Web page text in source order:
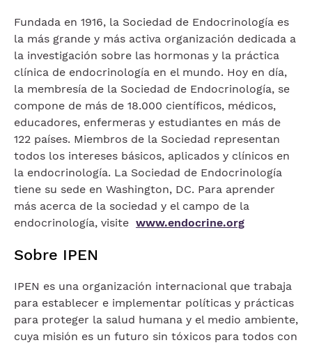
Fundada en 1916, la Sociedad de Endocrinología es
la más grande y más activa organización dedicada a
la investigación sobre las hormonas y la práctica
clínica de endocrinología en el mundo. Hoy en día,
la membresía de la Sociedad de Endocrinología, se
compone de más de 18.000 científicos, médicos,
educadores, enfermeras y estudiantes en más de
122 países. Miembros de la Sociedad representan
todos los intereses básicos, aplicados y clínicos en
la endocrinología. La Sociedad de Endocrinología
tiene su sede en Washington, DC. Para aprender
más acerca de la sociedad y el campo de la
endocrinología, visite www.endocrine.org
Sobre IPEN
IPEN es una organización internacional que trabaja
para establecer e implementar políticas y prácticas
para proteger la salud humana y el medio ambiente,
cuya misión es un futuro sin tóxicos para todos con